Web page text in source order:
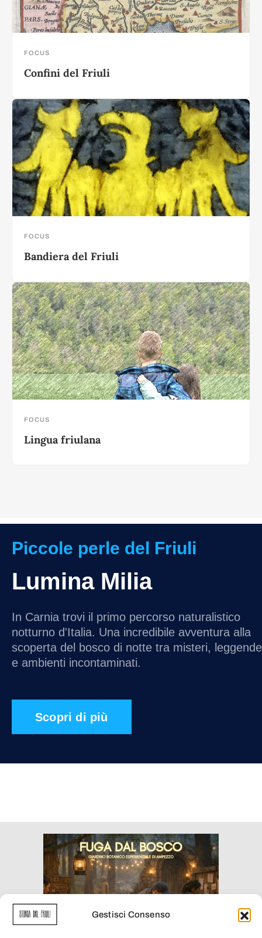
Gestisci Consenso
FOCUS
Confini del Friuli
FOCUS
Bandiera del Friuli
FOCUS
Lingua friulana
Piccole perle del Friuli
Lumina Milia
In Carnia trovi il primo percorso naturalistico
notturno d'Italia. Una incredibile avventura alla
scoperta del bosco di notte tra misteri, leggende
e ambienti incontaminati.
Scopri di più